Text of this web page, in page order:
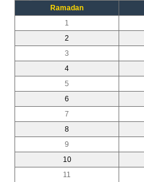
Ramadan
1
2
3
4
5
6
7
8
9
10
11